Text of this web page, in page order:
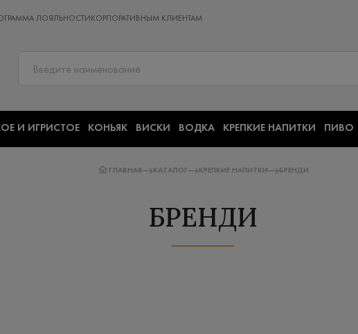
ЛОЯЛЬНОСТИ КОРПОРАТИВНЫМ КЛИЕНТАМ
И ИГРИСТОЕ КОНЬЯК ВИСКИ ВОДКА КРЕПКИЕ НАПИТКИ ПИВО
ГЛАВНАЯ КАТАЛОГ КРЕПКИЕ НАПИТКИ БРЕНДИ
БРЕНДИ